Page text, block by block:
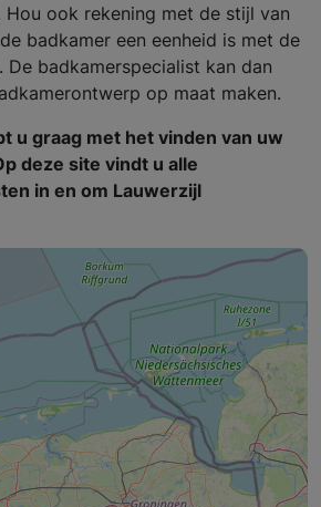
Hou ook rekening met de stijl van
badkamer een eenheid is met de
De badkamerspecialist kan dan
op maat maken.
u graag met het vinden van uw
deze site vindt u alle
in en om Lauwerzijl